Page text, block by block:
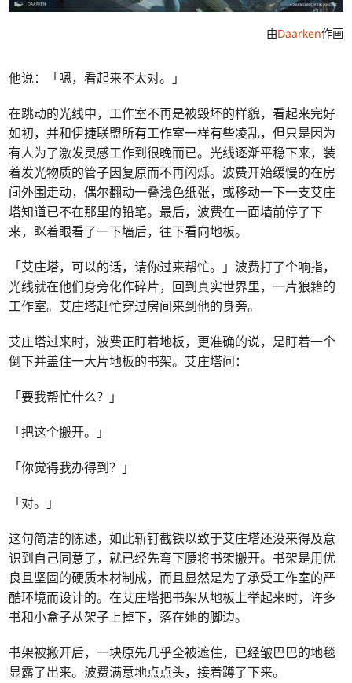
由Daarken作画
他说：「嗯，看起来不太对。」
在跳动的光线中，工作室不再是被毁坏的样貌，看起来完好
如初，并和伊捷联盟所有工作室一样有些凌乱，但只是因为
有人为了激发灵感工作到很晚而已。光线逐渐平稳下来，装
着发光物质的管子因复原而不再闪烁。波费开始缓慢的在房
间外围走动，偶尔翻动一叠浅色纸张，或移动一下一支艾庄
塔知道已不在那里的铅笔。最后，波费在一面墙前停了下
来，眯着眼看了一下墙后，往下看向地板。
「艾庄塔，可以的话，请你过来帮忙。」波费打了个响指，
光线就在他们身旁化作碎片，回到真实世界里，一片狼籍的
工作室。艾庄塔赶忙穿过房间来到他的身旁。
艾庄塔过来时，波费正盯着地板，更准确的说，是盯着一个
倒下并盖住一大片地板的书架。艾庄塔问：
「要我帮忙什么？」
「把这个搬开。」
「你觉得我办得到？」
「对。」
这句简洁的陈述，如此斩钉截铁以致于艾庄塔还没来得及意
识到自己同意了，就已经先弯下腰将书架搬开。书架是用优
良且坚固的硬质木材制成，而且显然是为了承受工作室的严
酷环境而设计的。在艾庄塔把书架从地板上举起来时，许多
书和小盒子从架子上掉下，落在她的脚边。
书架被搬开后，一块原先几乎全被遮住，已经皱巴巴的地毯
显露了出来。波费满意地点点头，接着蹲了下来。